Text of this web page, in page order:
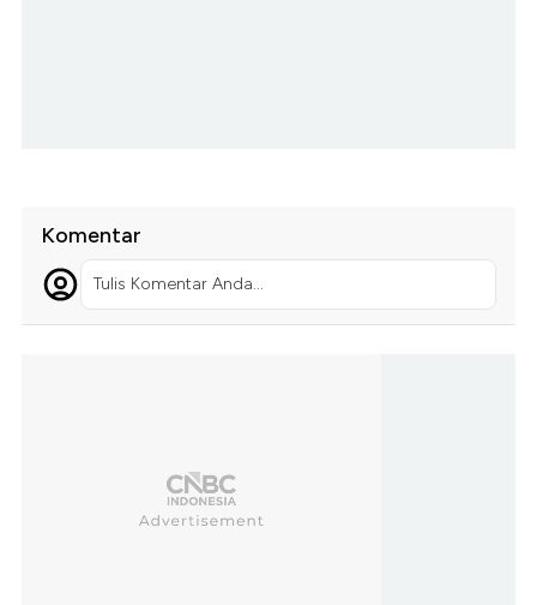
Komentar
Tulis Komentar Anda...